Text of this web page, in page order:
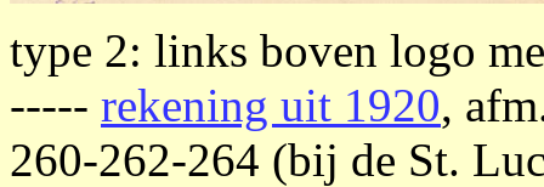
type 2: links boven logo
----- rekening uit 1920,
260-262-264 (bij de St.